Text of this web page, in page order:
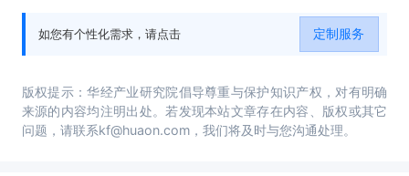
如您有个性化需求，请点击
定制服务
版权提示：华经产业研究院倡导尊重与保护知识产权，对有明确
来源的内容均注明出处。若发现本站文章存在内容、版权或其它
问题，请联系kf@huaon.com，我们将及时与您沟通处理。